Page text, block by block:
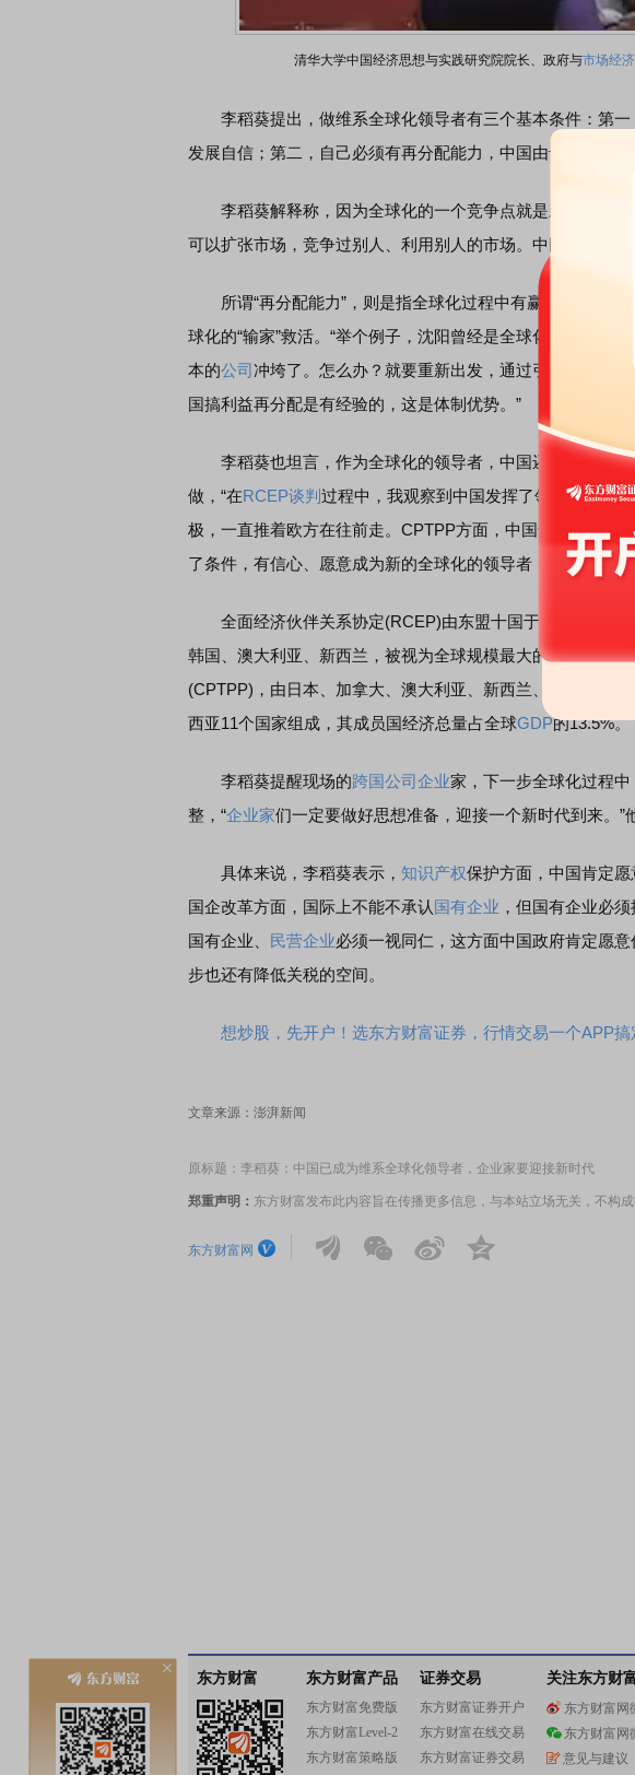
清华大学中国经济思想与实践研究院院长、政府与市场经济
李稻葵提出，做维系全球化领导者有三个基本条件：第一
发展自信；第二，自己必须有再分配能力，中国由于体制优势
李稻葵解释称，因为全球化的一个竞争点就是新科技产业
可以扩张市场，竞争过别人、利用别人的市场。中国现在对
所谓“再分配能力”，则是指全球化过程中有赢家产业也有
球化的“输家”救活。“举个例子，沈阳曾经是全球化的受害者
本的公司 冲垮了。怎么办？就要重新出发，通过引进宝马，把
国搞利益再分配是有经验的，这是体制优势。”
李稻葵也坦言，作为全球化的领导者，中国还没有能力完
做，“在RCEP谈判 过程中，我观察到中国发挥了领导作用。
极，一直推着欧方在往前走。CPTPP方面，中国也表示积极
了条件，有信心、愿意成为新的全球化的领导者，突破口就是
全面经济伙伴关系协定(RCEP)由东盟十国于2012年发起
韩国、澳大利亚、新西兰，被视为全球规模最大的自贸协定
(CPTPP)，由日本、加拿大、澳大利亚、新西兰、墨西哥、秘
西亚11个国家组成，其成员国经济总量占全球GDP的13.5%。
李稻葵提醒现场的跨国公司 企业家，下一步全球化过程
整，“企业家们一定要做好思想准备，迎接一个新时代到来。”
具体来说，李稻葵表示， 知识产权保护方面，中国肯定
国企改革方面，国际上不能不承认国有企业 ，但国有企业必
国有企业、 民营企业必须一视同仁，这方面中国政府肯定愿
步也还有降低关税的空间。
想炒股，先开户！选东方财富证券，行情交易一个APP搞
文章来源：澎湃新闻
原标题：李稻葵：中国已成为维系全球化领导者，企业家要迎接新时代
郑重声明： 东方财富发布此内容旨在传播更多信息，与本站立场无关，不构
东方财富网
首席连线｜东方财富证券陈果：A股再平衡的
东方财富 东方财富产品
东方财富免费版
东方财富Level-2
东方财富策略版
证券交易
东方财富证券开户
东方财富在线交易
东方财富证券交易
关注东方财
东方财富网
东方财富网
意见与建议